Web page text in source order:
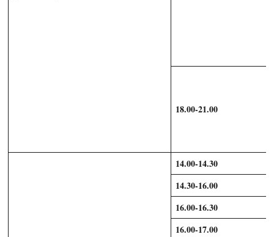
18.00-21.00
14.00-14.30
14.30-16.00
16.00-16.30
16.00-17.00